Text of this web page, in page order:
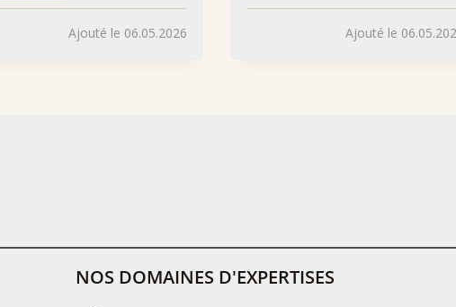
Ajouté le 06.05.2026 Ajouté le
NOS DOMAINES D'EXPERTISES